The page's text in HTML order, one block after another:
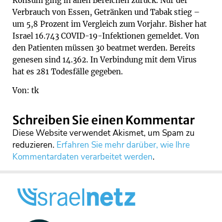
Verbrauch von Essen, Getränken und Tabak stieg –
um 5,8 Prozent im Vergleich zum Vorjahr. Bisher hat
Israel 16.743 COVID-19-Infektionen gemeldet. Von
den Patienten müssen 30 beatmet werden. Bereits
genesen sind 14.362. In Verbindung mit dem Virus
hat es 281 Todesfälle gegeben.
Von: tk
Schreiben Sie einen Kommentar
Diese Website verwendet Akismet, um Spam zu
reduzieren. Erfahren Sie mehr darüber, wie Ihre
Kommentardaten verarbeitet werden.